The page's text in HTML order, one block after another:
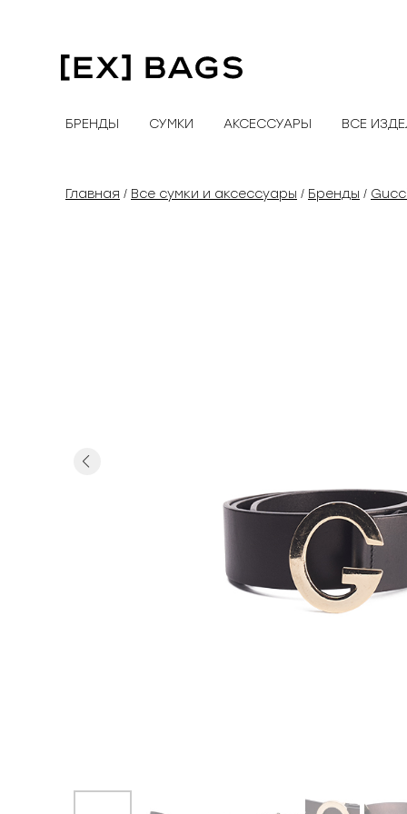
содержимому
БРЕНДЫ СУМКИ АКСЕССУАРЫ ВСЕ
Главная / Все сумки и аксессуары / Бренды /
Previous